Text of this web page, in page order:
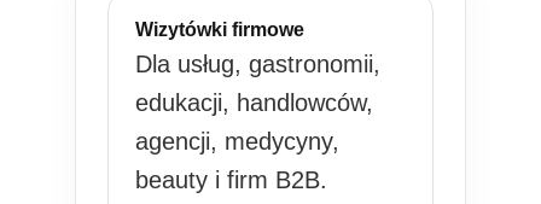
Wizytówki firmowe
Dla usług, gastronomii,
edukacji, handlowców,
agencji, medycyny,
beauty i firm B2B.